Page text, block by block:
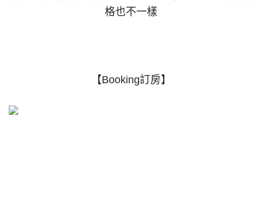
格也不一樣
【Booking訂房】